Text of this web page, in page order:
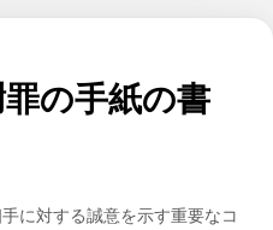
の手紙の書
に対する誠意を示す重要なコ